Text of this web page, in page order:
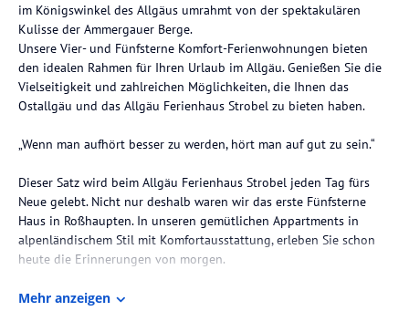
im Königswinkel des Allgäus umrahmt von der spektakulären
Kulisse der Ammergauer Berge.
Unsere Vier- und Fünfsterne Komfort-Ferienwohnungen bieten
den idealen Rahmen für Ihren Urlaub im Allgäu. Genießen Sie die
Vielseitigkeit und zahlreichen Möglichkeiten, die Ihnen das
Ostallgäu und das Allgäu Ferienhaus Strobel zu bieten haben.
„Wenn man aufhört besser zu werden, hört man auf gut zu sein.“
Dieser Satz wird beim Allgäu Ferienhaus Strobel jeden Tag fürs
Neue gelebt. Nicht nur deshalb waren wir das erste Fünfsterne
Haus in Roßhaupten. In unseren gemütlichen Appartments in
alpenländischem Stil mit Komfortausstattung, erleben Sie schon
heute die Erinnerungen von morgen.
Die Lage des Hotels
Mehr anzeigen